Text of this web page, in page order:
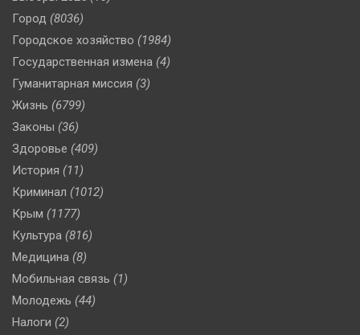
Город (8036)
Городское хозяйство (1984)
Государственная измена (4)
Гуманитарная миссия (3)
Жизнь (6799)
Законы (36)
Здоровье (409)
История (11)
Криминал (1012)
Крым (1177)
Культура (816)
Медицина (8)
Мобильная связь (1)
Молодежь (44)
Налоги (2)